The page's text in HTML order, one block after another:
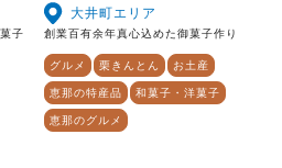
子
大井町エリア
創業百有余年真心込めた御菓子作り
グルメ 栗きんとん お土産
恵那の特産品 和菓子・洋菓子
恵那のグルメ